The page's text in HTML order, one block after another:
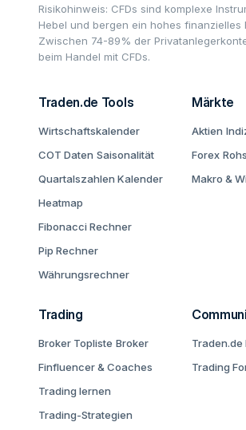
Risikohinweis: CFDs sind komplexe
Hebel und bergen ein hohes finanzielles
Zwischen 74-89% der
beim Handel mit CFDs.
Traden.de Tools
Wirtschaftskalender
COT Daten Saisonalität
Quartalszahlen Kalender
Heatmap
Fibonacci Rechner
Pip Rechner
Währungsrechner
Märkte
Aktien
Forex
Makro &
Trading
Broker Topliste Broker
Finfluencer & Coaches
Trading lernen
Trading-Strategien
Traden.de
Trading